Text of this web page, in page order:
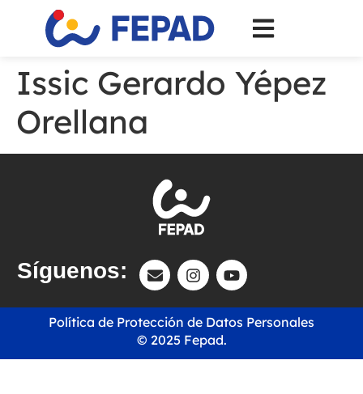
Issic Gerardo Yépez
Orellana
Síguenos:
© 2025 Fepad.
Política de Protección de Datos Personales